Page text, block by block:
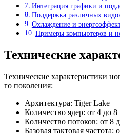
Интеграция графики и
Поддержка различных
Охлаждение и
Примеры компьютеров и
Технические
Технические характеристики
го поколения:
Архитектура: Tiger Lake
Количество ядер: от 4 до 8
Количество потоков: от 8
Базовая тактовая